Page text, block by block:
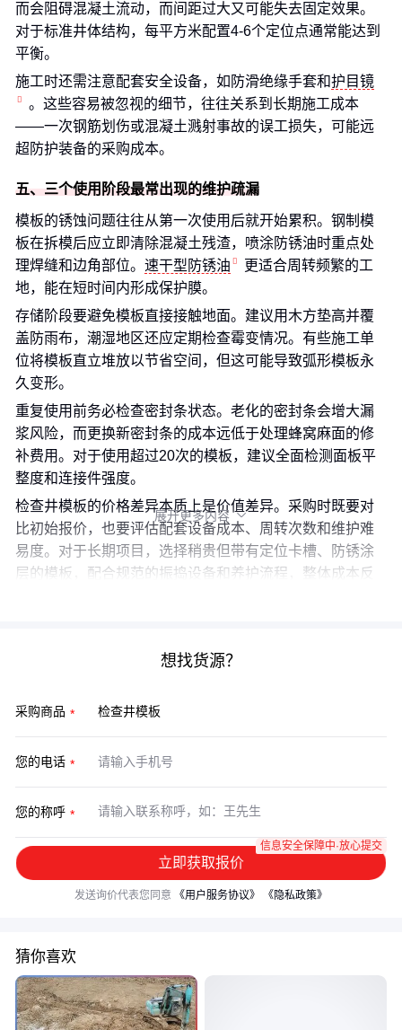
而会阻碍混凝土流动，而间距过大又可能失去固定效果。
对于标准井体结构，每平方米配置4-6个定位点通常能达到
平衡。
施工时还需注意配套安全设备，如防滑绝缘手套和护目镜
。这些容易被忽视的细节，往往关系到长期施工成本
——一次钢筋划伤或混凝土溅射事故的误工损失，可能远
超防护装备的采购成本。
五、三个使用阶段最常出现的维护疏漏
模板的锈蚀问题往往从第一次使用后就开始累积。钢制模
板在拆模后应立即清除混凝土残渣，喷涂防锈油时重点处
理焊缝和边角部位。 速干型防锈油
更适合周转频繁的工
地，能在短时间内形成保护膜。
存储阶段要避免模板直接接触地面。建议用木方垫高并覆
盖防雨布，潮湿地区还应定期检查霉变情况。有些施工单
位将模板直立堆放以节省空间，但这可能导致弧形模板永
久变形。
重复使用前务必检查密封条状态。老化的密封条会增大漏
浆风险，而更换新密封条的成本远低于处理蜂窝麻面的修
补费用。对于使用超过20次的模板，建议全面检测面板平
整度和连接件强度。
检查井模板的价格差异本质上是价值差异。采购时既要对
比初始报价，也要评估配套设备成本、周转次数和维护难
易度。对于长期项目，选择稍贵但带有定位卡槽、防锈涂
层的模板，配合规范的振捣设备和养护流程，整体成本反
展开更多内容 
想找货源？
采购商品
您的电话
您的称呼
立即获取报价
信息安全保障中·放心提交
发送询价代表您同意 《用户服务协议》 《隐私政策》
猜你喜欢